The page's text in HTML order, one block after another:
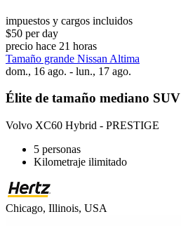
impuestos y cargos incluidos
$50 per day
precio hace 21 horas
Tamaño grande Nissan Altima
dom., 16 ago. - lun., 17 ago.
Élite de tamaño mediano SUV
Volvo XC60 Hybrid - PRESTIGE
5 personas
Kilometraje ilimitado
Chicago, Illinois, USA